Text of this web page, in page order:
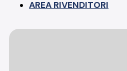
AREA RIVENDITORI